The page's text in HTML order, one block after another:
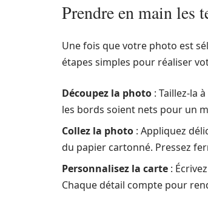
Prendre en main les
Une fois que votre photo est
étapes simples pour réaliser
Découpez la photo : Taillez-la
les bords soient nets pour un
Collez la photo : Appliquez
du papier cartonné. Pressez
Personnalisez la carte :
Chaque détail compte pour